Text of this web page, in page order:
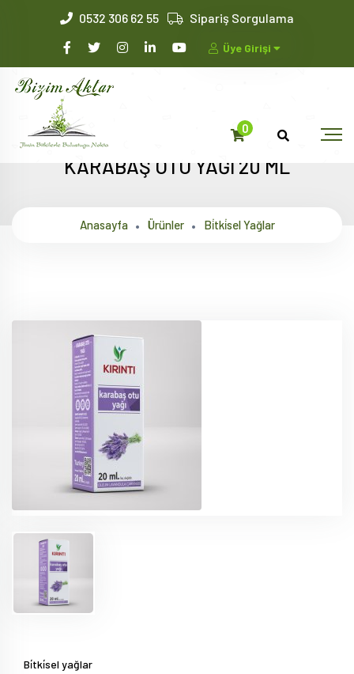
0532 306 62 55 Sipariş Sorgulama
Üye Girişi
0
KARABAŞ OTU YAĞI 20 ML
Anasayfa Ürünler Bi̇tki̇sel Yağlar
Bi̇tki̇sel yağlar